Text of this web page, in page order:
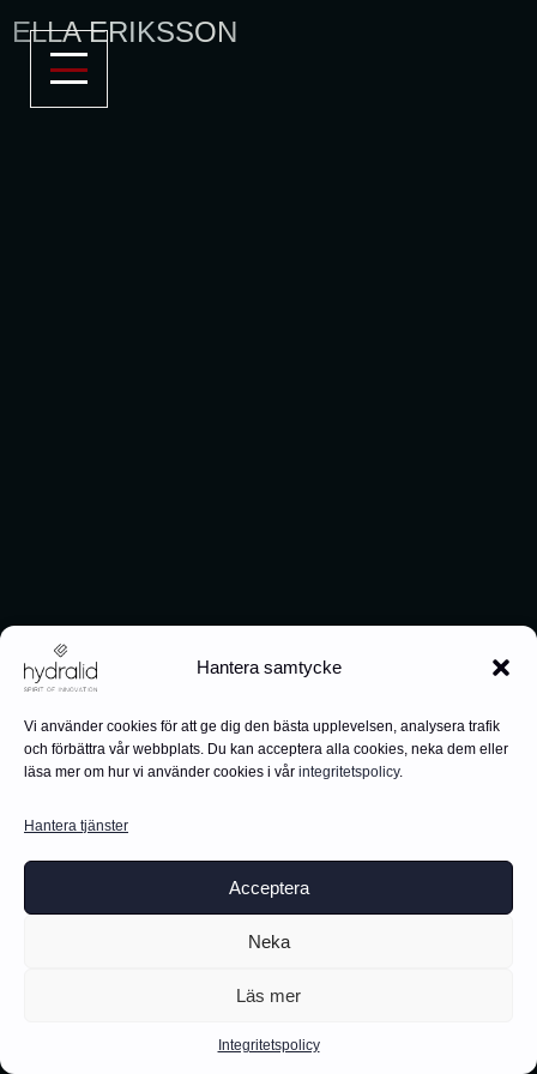
Hantera samtycke
Vi använder cookies för att ge dig den bästa upplevelsen, analysera trafik
och förbättra vår webbplats. Du kan acceptera alla cookies, neka dem eller
läsa mer om hur vi använder cookies i vår integritetspolicy.
Hantera tjänster
Acceptera
Neka
Läs mer
Integritetspolicy
ELLA ERIKSSON